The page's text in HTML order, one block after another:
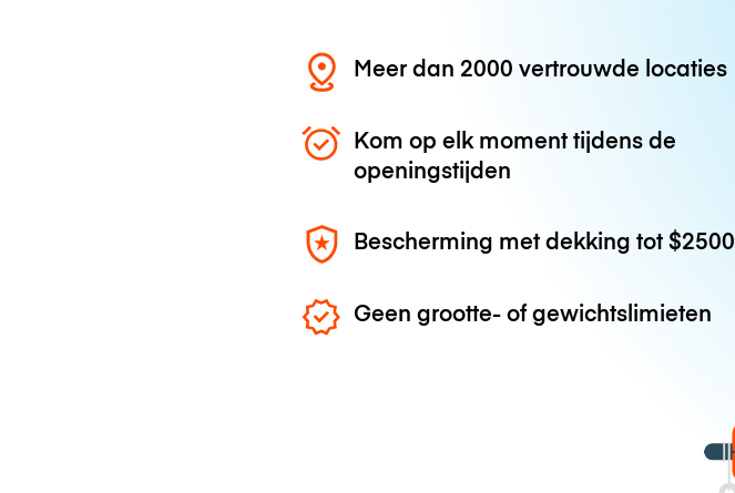
Meer dan 2000 vertrouwde locaties
Kom op elk moment tijdens de
openingstijden
Bescherming met dekking tot$2500
Geen grootte- of gewichtslimieten